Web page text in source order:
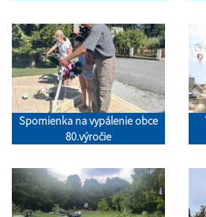
Spomienka na vypálenie obce
80.výročie